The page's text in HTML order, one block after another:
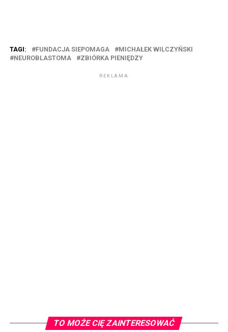
TAGI: FUNDACJA SIEPOMAGA
MICHAŁEK WILCZYŃSKI
NEUROBLASTOMA
ZBIÓRKA PIENIĘDZY
REKLAMA
TO MOŻE CIĘ ZAINTERESOWAĆ